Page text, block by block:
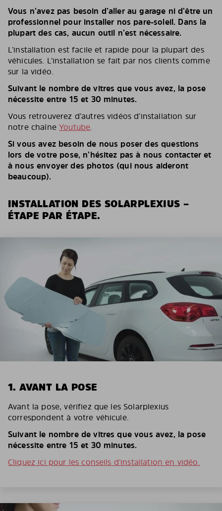
Vous n’avez pas besoin d’aller au garage ni d’être un
professionnel pour installer nos pare-soleil. Dans la
plupart des cas, aucun outil n’est nécessaire.
L’installation est facile et rapide pour la plupart des
véhicules. L’installation se fait par nos clients comme
sur la vidéo.
Suivant le nombre de vitres que vous avez, la pose
nécessite entre 15 et 30 minutes.
Vous retrouverez d’autres vidéos d’installation sur
notre chaîneYoutube.
Si vous avez besoin de nous poser des questions
lors de votre pose, n’hésitez pas à nous contacter et
à nous envoyer des photos (qui nous aideront
beaucoup).
INSTALLATION DES SOLARPLEXIUS –
ÉTAPE PAR ÉTAPE.
1. AVANT LA POSE
Avant la pose, vérifiez que les Solarplexius
correspondent à votre véhicule.
Suivant le nombre de vitres que vous avez, la pose
nécessite entre 15 et 30 minutes.
Cliquez ici pour les conseils d’installation en vidéo.